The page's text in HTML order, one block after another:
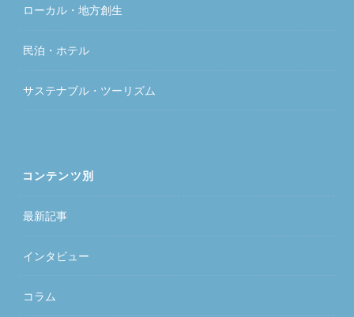
ローカル・地方創生
民泊・ホテル
サステナブル・ツーリズム
コンテンツ別
最新記事
インタビュー
コラム